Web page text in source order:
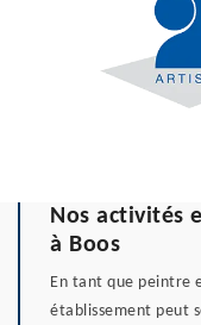
Nos activités
à Boos
En tant que peintre
établissement peut